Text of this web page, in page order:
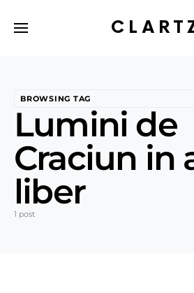
BROWSING TAG
Lumini de
Craciun in
liber
1 post